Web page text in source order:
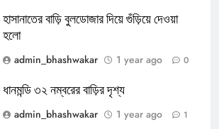
হাসানাতের বাড়ি বুলডোজার দিয়ে গুঁড়িয়ে দেওয়া
হলো
admin_bhashwakar
1 year ago 0
ধানমন্ডি ৩২ নম্বরের বাড়ির দৃশ্য
admin_bhashwakar
1 year ago 1